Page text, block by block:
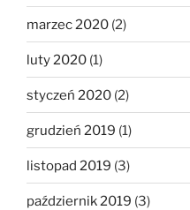
marzec 2020 (2)
luty 2020 (1)
styczeń 2020 (2)
grudzień 2019 (1)
listopad 2019 (3)
październik 2019 (3)